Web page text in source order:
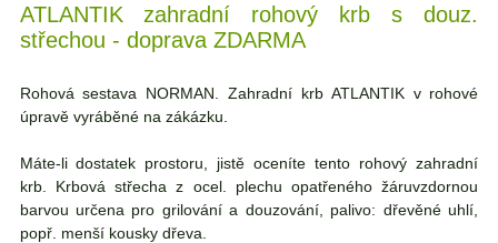
ATLANTIK zahradní rohový krb s douz.
střechou - doprava ZDARMA
Rohová sestava NORMAN. Zahradní krb ATLANTIK v rohové
úpravě vyráběné na zákázku.
Máte-li dostatek prostoru, jistě oceníte tento rohový zahradní
krb. Krbová střecha z ocel. plechu opatřeného žáruvzdornou
barvou určena pro grilování a douzování, palivo: dřevěné uhlí,
popř. menší kousky dřeva.